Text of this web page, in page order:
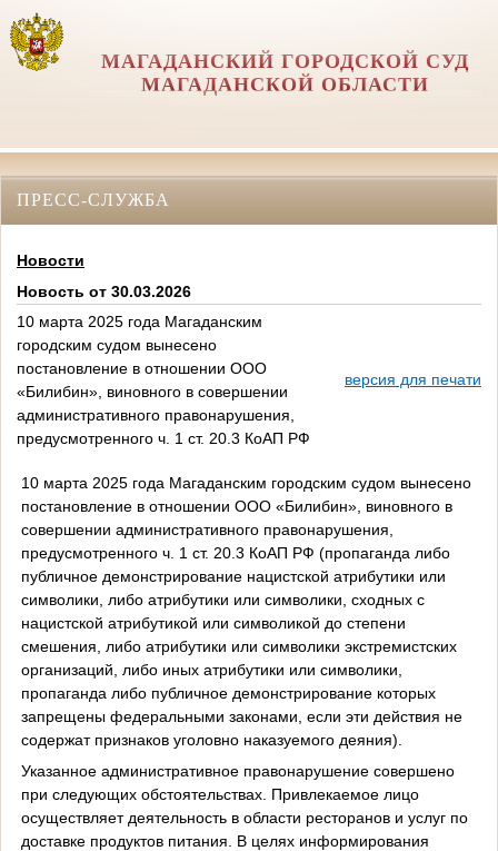
МАГАДАНСКИЙ ГОРОДСКОЙ СУД
МАГАДАНСКОЙ ОБЛАСТИ
ПРЕСС-СЛУЖБА
Новости
Новость от 30.03.2026
10 марта 2025 года Магаданским
городским судом вынесено
постановление в отношении ООО
«Билибин», виновного в совершении
административного правонарушения,
предусмотренного ч. 1 ст. 20.3 КоАП РФ
версия для печати
10 марта 2025 года Магаданским городским судом вынесено
постановление в отношении ООО «Билибин», виновного в
совершении административного правонарушения,
предусмотренного ч. 1 ст. 20.3 КоАП РФ (пропаганда либо
публичное демонстрирование нацистской атрибутики или
символики, либо атрибутики или символики, сходных с
нацистской атрибутикой или символикой до степени
смешения, либо атрибутики или символики экстремистских
организаций, либо иных атрибутики или символики,
пропаганда либо публичное демонстрирование которых
запрещены федеральными законами, если эти действия не
содержат признаков уголовно наказуемого деяния).
Указанное административное правонарушение совершено
при следующих обстоятельствах. Привлекаемое лицо
осуществляет деятельность в области ресторанов и услуг по
доставке продуктов питания. В целях информирования